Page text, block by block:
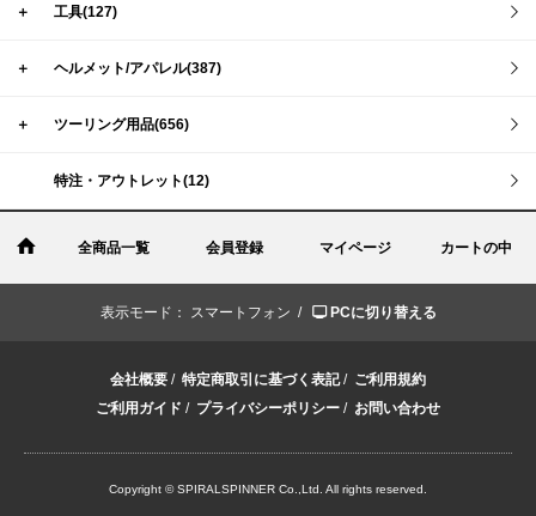
＋ 工具(127)
＋ ヘルメット/アパレル(387)
＋ ツーリング用品(656)
特注・アウトレット(12)
全商品一覧 会員登録 マイページ カートの中
表示モード： スマートフォン / PCに切り替える
会社概要 / 特定商取引に基づく表記/ ご利用規約
ご利用ガイド / プライバシーポリシー / お問い合わせ
Copyright © SPIRALSPINNER Co.,Ltd. All rights reserved.